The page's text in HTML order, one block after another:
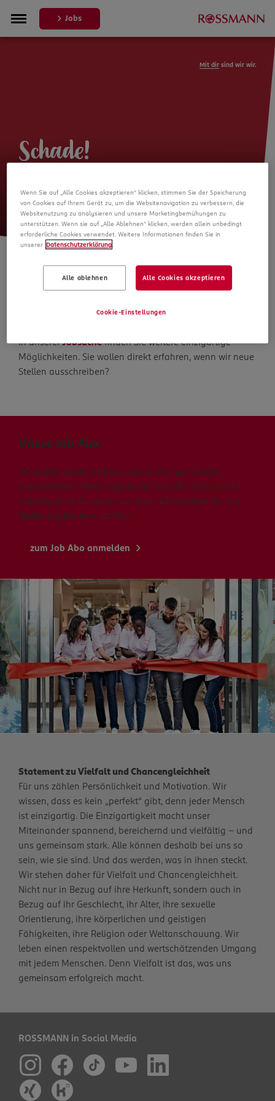
Jobs
Mit dir sind wir wir.
Schade!
mehr verfügbar
Die Suche geht weiter
In unsererJobsuchefinden Sie weitere einzigartige
Möglichkeiten. Sie wollen direkt erfahren, wenn wir neue
Stellen ausschreiben?
Unser Job Abo
Sie wollen direkt erfahren, wenn wir neue Stellen
ausschreiben? Dann registrieren Sie sich schnell und
unkompliziert für unser Job Abo und erhalten Sie alle
Stellenangebote via E-Mail.
zum Job Abo anmelden
Statement zu Vielfalt und Chancengleichheit
Für uns zählen Persönlichkeit und Motivation. Wir
wissen, dass es kein „perfekt“ gibt, denn jeder Mensch
ist einzigartig. Die Einzigartigkeit macht unser
Miteinander spannend, bereichernd und vielfältig – und
uns gemeinsam stark. Alle können deshalb bei uns so
sein, wie sie sind. Und das werden, was in ihnen steckt.
Wir stehen daher für Vielfalt und Chancengleichheit.
Nicht nur in Bezug auf ihre Herkunft, sondern auch in
Bezug auf ihr Geschlecht, ihr Alter, ihre sexuelle
Orientierung, ihre körperlichen und geistigen
Fähigkeiten, ihre Religion oder Weltanschauung. Wir
leben einen respektvollen und wertschätzenden Umgang
mit jedem Menschen. Denn Vielfalt ist das, was uns
gemeinsam erfolgreich macht.
ROSSMANN in Social Media
Wenn Sie auf „Alle Cookies akzeptieren“ klicken, stimmen Sie der Speicherung
von Cookies auf Ihrem Gerät zu, um die Websitenavigation zu verbessern, die
Websitenutzung zu analysieren und unsere Marketingbemühungen zu
unterstützen. Wenn sie auf „Alle Ablehnen“ klicken, werden allein unbedingt
erforderliche Cookies verwendet. Weitere Informationen finden Sie in
unserer Datenschutzerklärung
Alle ablehnen Alle Cookies akzeptieren
Cookie-Einstellungen